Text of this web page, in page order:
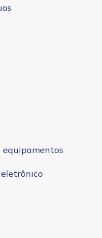
equipamentos